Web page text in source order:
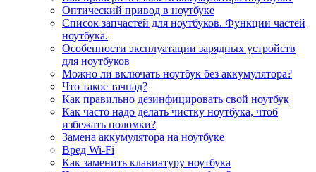
Оптический привод в ноутбуке
Список запчастей для ноутбуков. Функции частей
ноутбука.
Особенности эксплуатации зарядных устройств
для ноутбуков
Можно ли включать ноутбук без аккумулятора?
Что такое тачпад?
Как правильно дезинфицировать свой ноутбук
Как часто надо делать чистку ноутбука, чтоб
избежать поломки?
Замена аккумулятора на ноутбуке
Вред Wi-Fi
Как заменить клавиатуру ноутбука